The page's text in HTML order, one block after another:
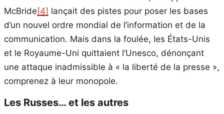
McBride [4] lançait des pistes pour poser les bases
d’un nouvel ordre mondial de l’information et de la
communication. Mais dans la foulée, les États-Unis
et le Royaume-Uni quittaient l’Unesco, dénonçant
une attaque inadmissible à « la liberté de la presse »,
comprenez à leur monopole.
Les Russes… et les autres